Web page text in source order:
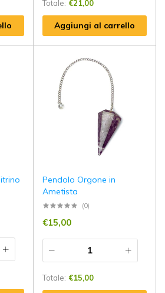
Totale: €21,00
Aggiungi al carrello
Pendolo Orgone in
Ametista
(0)
€15,00
Totale: €15,00